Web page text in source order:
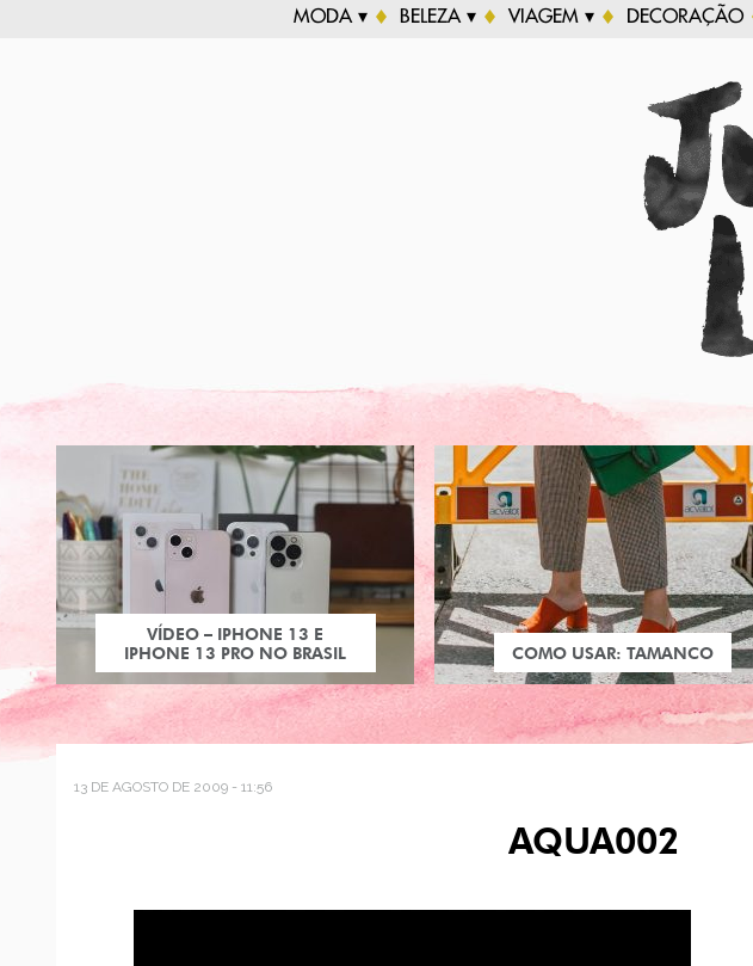
MODA ▾ BELEZA ▾ VIAGEM ▾ DECORAÇÃO
VÍDEO – IPHONE 13 E
IPHONE 13 PRO NO BRASIL
COMO USAR: TAMANCO
13 DE AGOSTO DE 2009 - 11:56
AQUA002